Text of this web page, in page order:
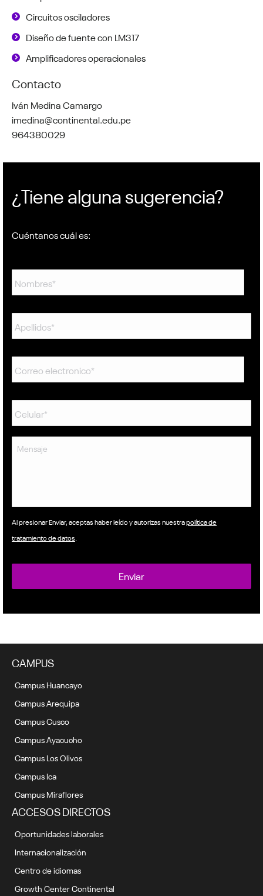
Circuitos osciladores
Diseño de fuente con LM317
Amplificadores operacionales
Contacto
Iván Medina Camargo
imedina@continental.edu.pe
964380029
¿Tiene alguna sugerencia?
Cuéntanos cuál es:
Nombres *
Apellidos
Correo
electronico *
Celular* *
Mensaje
Al presionar Enviar, aceptas haber leído y autorizas nuestrapolítica de
tratamiento de datos
CAMPUS
Campus Huancayo
Campus Arequipa
Campus Cusco
Campus Ayacucho
Campus Los Olivos
Campus Ica
Campus Miraflores
ACCESOS DIRECTOS
Oportunidades laborales
Internacionalización
Centro de idiomas
Growth Center Continental